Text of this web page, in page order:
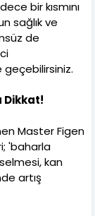
bir kısmını
sağlık ve
de
geçebilirsiniz.
Dikkat!
Master Figen
'baharla
kan
artış